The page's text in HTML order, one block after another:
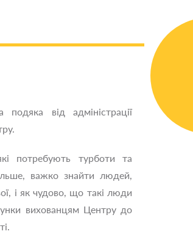
від адміністрації
потребують турботи та
важко знайти людей,
і як чудово, що такі люди
вихованцям Центру до